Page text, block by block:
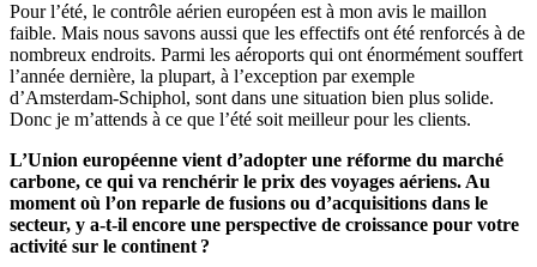
Pour l’été, le contrôle aérien européen est à mon avis le maillon
faible. Mais nous savons aussi que les effectifs ont été renforcés à de
nombreux endroits. Parmi les aéroports qui ont énormément souffert
l’année dernière, la plupart, à l’exception par exemple
d’Amsterdam-Schiphol, sont dans une situation bien plus solide.
Donc je m’attends à ce que l’été soit meilleur pour les clients.
L’Union européenne vient d’adopter une réforme du marché
carbone, ce qui va renchérir le prix des voyages aériens. Au
moment où l’on reparle de fusions ou d’acquisitions dans le
secteur, y a-t-il encore une perspective de croissance pour votre
activité sur le continent ?